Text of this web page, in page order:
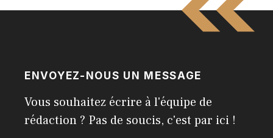
ENVOYEZ-NOUS UN MESSAGE
Vous souhaitez écrire à l'équipe de
rédaction ? Pas de soucis, c'est par ici !